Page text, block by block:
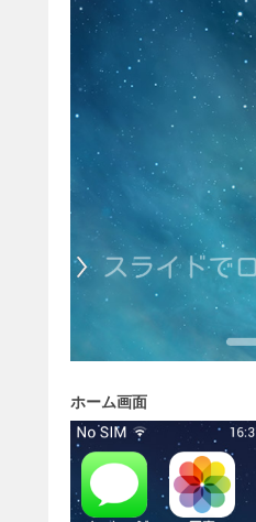
ホーム画面